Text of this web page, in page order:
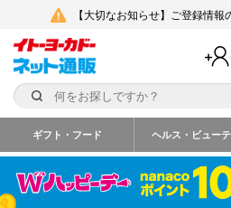
【大切なお知らせ】ご登録情
ギフト・フード ヘルス・ビュー